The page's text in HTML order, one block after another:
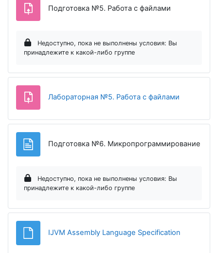
Подготовка №5. Работа с файлами
Недоступно, пока не выполнены условия: Вы
принадлежите к какой-либо группе
Лабораторная №5. Работа с файлами
Подготовка №6. Микропрограммирование
Недоступно, пока не выполнены условия: Вы
принадлежите к какой-либо группе
IJVM Assembly Language Specification